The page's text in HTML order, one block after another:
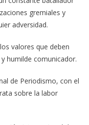
gremiales y
adversidad.
valores que deben
humilde comunicador.
de Periodismo, con el
sobre la labor